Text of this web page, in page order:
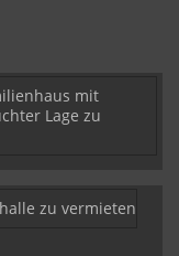
mit
Lage zu
zu vermieten